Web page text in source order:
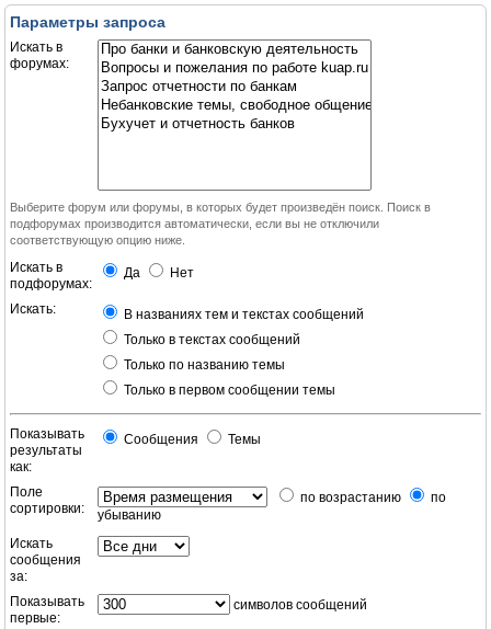
Параметры запроса
Искать в
форумах:
Выберите форум или форумы, в которых будет произведён поиск. Поиск в
подфорумах производится автоматически, если вы не отключили
соответствующую опцию ниже.
Искать в
подфорумах:
Да Нет
Искать:
В названиях тем и текстах сообщений
Только в текстах сообщений
Только по названию темы
Только в первом сообщении темы
Показывать
результаты
как:
Сообщения Темы
Поле
сортировки:
по возрастанию
по
убыванию
Искать
сообщения
за:
Показывать
первые:
символов сообщений